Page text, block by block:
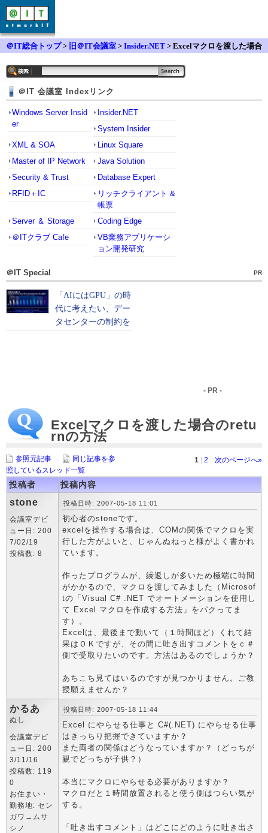
＠IT総合トップ> 旧＠IT会議室 > Insider.NET > Excelマクロを渡した場合
＠IT 会議室 Indexリンク
Windows Server Insid
er
Insider.NET
System Insider
XML & SOA
Linux Square
Master of IP Network
Java Solution
Security & Trust
Database Expert
RFID＋IC
リッチクライアント &
帳票
Server ＆ Storage
Coding Edge
＠ITクラブ Cafe
VB業務アプリケーシ
ョン開発研究
＠IT Special PR
- PR -
Excelマクロを渡した場合のretu
rnの方法
参照元記事
同じ記事を参
照しているスレッド一覧
1 2 次のページへ»
投稿者 投稿内容
stone
会議室デビ
ュー日: 200
7/02/19
投稿数: 8
投稿日時: 2007-05-18 11:01
初心者のstoneです。
excelを操作する場合は、COMの関係でマクロを実
行した方がよいと、じゃんぬねっと様がよく書かれ
ています。
作ったプログラムが、繰返しが多いため極端に時間
がかかるので、マクロを渡してみました（Microsof
tの「Visual C# .NET でオートメーションを使用し
て Excel マクロを作成する方法」をパクってま
す）。
Excelは、最後まで動いて（１時間ほど）くれて結
果はＯＫですが、その間に吐き出すコメントをｃ＃
側で受取りたいのです。方法はあるのでしょうか？
あちこち見てはいるのですが見つかりません。ご教
授願えませんか？
かるあ
ぬし
会議室デビ
ュー日: 200
3/11/16
投稿数: 119
0
お住まい・
勤務地: セン
ガワ→ムサ
シノ
投稿日時: 2007-05-18 11:44
Excel にやらせる仕事と C#(.NET) にやらせる仕事
はきっちり把握できていますか？
また両者の関係はどうなっていますか？（どっちが
親でどっちが子供？）
本当にマクロにやらせる必要がありますか？
マクロだと１時間放置されると使う側はつらい気が
する。
「吐き出すコメント」はどこにどのように吐き出さ